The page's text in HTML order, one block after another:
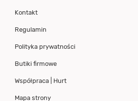
Kontakt
Regulamin
Polityka prywatności
Butiki firmowe
Współpraca | Hurt
Mapa strony